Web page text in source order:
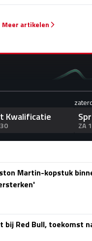
Meer artikelen
Kwalificatie
ZA
Martin-kopstuk
Red Bull, toekomst